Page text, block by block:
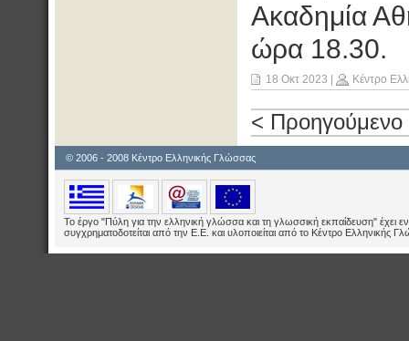
Ακαδημία
ώρα 18.30.
18 Οκτ 2023 Κέντρο
< Προηγούμενο
© 2006 - 2008 Κέντρο Ελληνικής Γλώσσας
Το έργο "Πύλη για την ελληνική γλώσσα και τη γλωσσική εκπαίδευση" έχει
συγχρηματοδοτείται από την Ε.E. και υλοποιείται από το Κέντρο Ελληνικής